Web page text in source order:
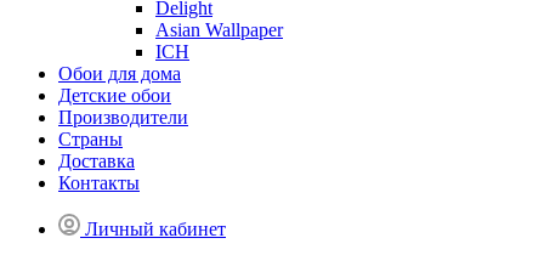
Delight
Asian Wallpaper
ICH
Обои для дома
Детские обои
Производители
Страны
Доставка
Контакты
Личный кабинет